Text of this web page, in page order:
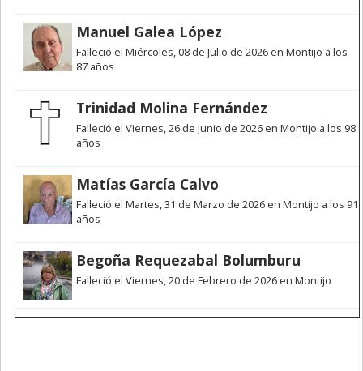
Manuel Galea López
Falleció el Miércoles, 08 de Julio de 2026 en Montijo a los
87 años
Trinidad Molina Fernández
Falleció el Viernes, 26 de Junio de 2026 en Montijo a los 98
años
Matías García Calvo
Falleció el Martes, 31 de Marzo de 2026 en Montijo a los 91
años
Begoña Requezabal Bolumburu
Falleció el Viernes, 20 de Febrero de 2026 en Montijo